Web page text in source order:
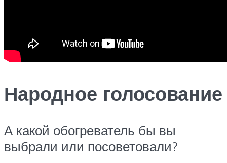
Народное голосование
А какой обогреватель бы вы
выбрали или посоветовали?